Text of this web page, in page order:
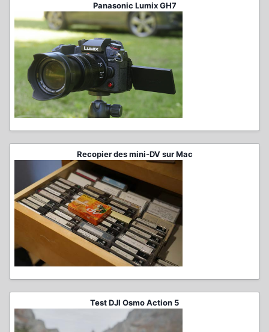
Panasonic Lumix GH7
Recopier des mini-DV sur Mac
Test DJI Osmo Action 5